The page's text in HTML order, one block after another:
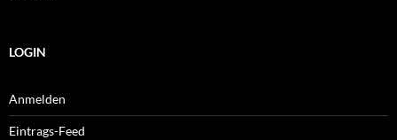
LOGIN
Anmelden
Eintrags-Feed